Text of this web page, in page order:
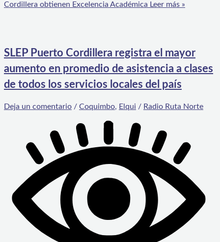
Cordillera obtienen Excelencia Académica Leer más »
SLEP Puerto Cordillera registra el mayor
aumento en promedio de asistencia a clases
de todos los servicios locales del país
Deja un comentario / Coquimbo, Elqui / Radio Ruta Norte